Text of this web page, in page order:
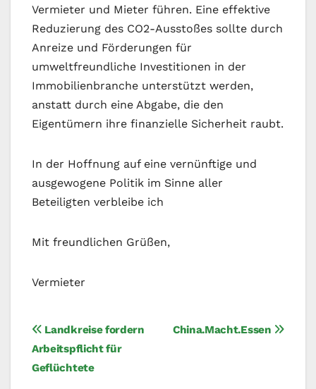
Vermieter und Mieter führen. Eine effektive
Reduzierung des CO2-Ausstoßes sollte durch
Anreize und Förderungen für
umweltfreundliche Investitionen in der
Immobilienbranche unterstützt werden,
anstatt durch eine Abgabe, die den
Eigentümern ihre finanzielle Sicherheit raubt.
In der Hoffnung auf eine vernünftige und
ausgewogene Politik im Sinne aller
Beteiligten verbleibe ich
Mit freundlichen Grüßen,
Vermieter
Beitragsnavigation
China.Macht.Essen
Landkreise fordern
Arbeitspflicht für
Geflüchtete